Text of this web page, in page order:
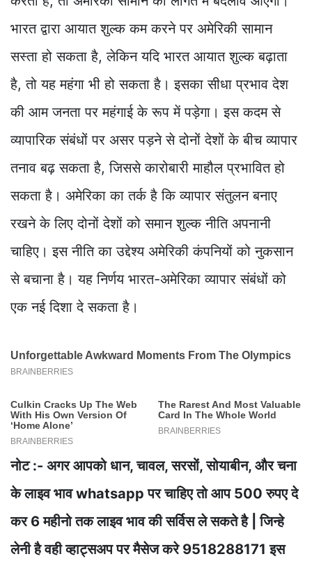
भारत द्वारा आयात शुल्क कम करने पर अमेरिकी सामान
सस्ता हो सकता है, लेकिन यदि भारत आयात शुल्क बढ़ाता
है, तो यह महंगा भी हो सकता है। इसका सीधा प्रभाव देश
की आम जनता पर महंगाई के रूप में पड़ेगा। इस कदम से
व्यापारिक संबंधों पर असर पड़ने से दोनों देशों के बीच व्यापार
तनाव बढ़ सकता है, जिससे कारोबारी माहौल प्रभावित हो
सकता है। अमेरिका का तर्क है कि व्यापार संतुलन बनाए
रखने के लिए दोनों देशों को समान शुल्क नीति अपनानी
चाहिए। इस नीति का उद्देश्य अमेरिकी कंपनियों को नुकसान
से बचाना है। यह निर्णय भारत-अमेरिका व्यापार संबंधों को
एक नई दिशा दे सकता है।
नोट :- अगर आपको धान, चावल, सरसों, सोयाबीन, और चना
के लाइव भाव whatsapp पर चाहिए तो आप 500 रुपए दे
कर 6 महीनो तक लाइव भाव की सर्विस ले सकते है | जिन्हे
लेनी है वही व्हाट्सअप पर मैसेज करे 9518288171 इस